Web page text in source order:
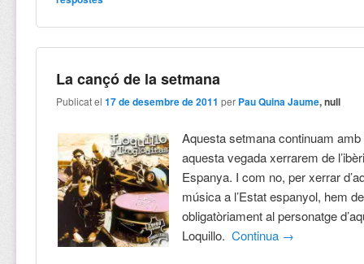
La cançó de la setmana
Publicat el17 de desembre de 2011 per Pau Quina Jaume, null
Aquesta setmana continuam
aquesta vegada xerrarem de
Espanya. I com no, per xerrar
música a l’Estat espanyol, hem
obligatòriament al personatge
Loquillo.Continua →